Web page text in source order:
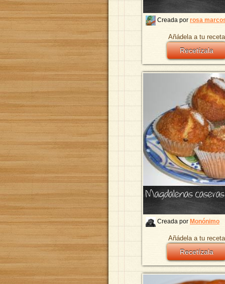
Creada por rosa
Añádela a tu
Recetízala
Magdalenas caseras
Creada por Monónimo
Añádela a tu
Recetízala